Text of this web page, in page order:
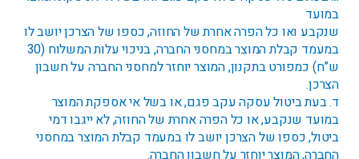
במועד
שנקבע ואו כל הפרה אחרת של החוזה, כספו של הצרכן יושב לו
במעמד קבלת המוצר במחסני החברה, בניכוי עלות המשלוח (30
ש”ח) כמפורט בתקנון, המוצר יוחזר למחסני החברה על חשבון
הצרכן.
ד. בעת ביטול עסקה עקב פגם, או בשל אי אספקת המוצר
במועד שנקבע, או כל הפרה אחרת של החוזה, לא ייגבו דמי
ביטול, כספו של הצרכן יושב לו במעמד קבלת המוצר במחסני
החברה, המוצר יוחזר על חשבון החברה.